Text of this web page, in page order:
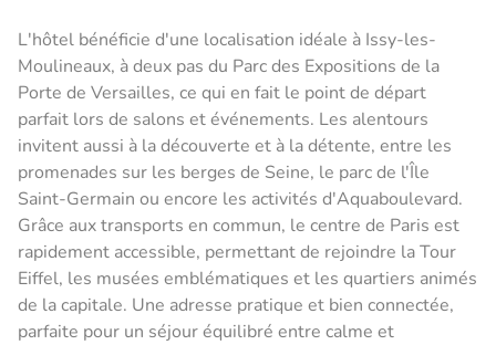
L'hôtel bénéficie d'une localisation idéale à Issy-les-
Moulineaux, à deux pas du Parc des Expositions de la
Porte de Versailles, ce qui en fait le point de départ
parfait lors de salons et événements. Les alentours
invitent aussi à la découverte et à la détente, entre les
promenades sur les berges de Seine, le parc de l'Île
Saint-Germain ou encore les activités d'Aquaboulevard.
Grâce aux transports en commun, le centre de Paris est
rapidement accessible, permettant de rejoindre la Tour
Eiffel, les musées emblématiques et les quartiers animés
de la capitale. Une adresse pratique et bien connectée,
parfaite pour un séjour équilibré entre calme et